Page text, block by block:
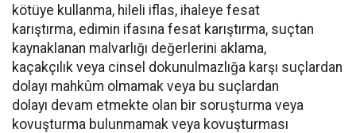
kötüye kullanma, hileli iflas, ihaleye fesat
karıştırma, edimin ifasına fesat karıştırma, suçtan
kaynaklanan malvarlığı değerlerini aklama,
kaçakçılık veya cinsel dokunulmazlığa karşı suçlardan
dolayı mahkûm olmamak veya bu suçlardan
dolayı devam etmekte olan bir soruşturma veya
kovuşturma bulunmamak veya kovuşturması